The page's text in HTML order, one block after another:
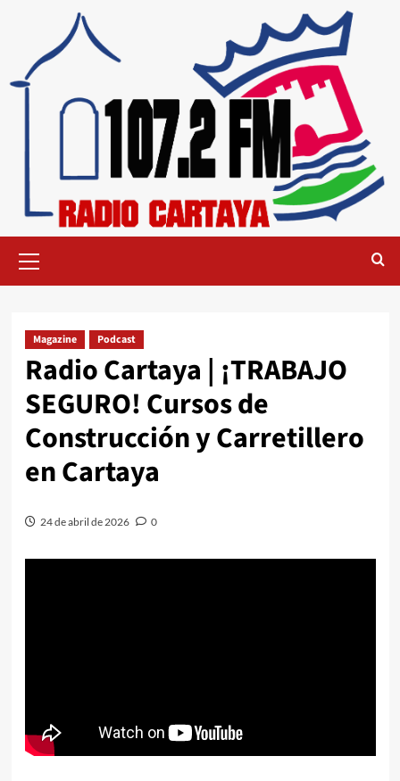
Magazine Podcast
Radio Cartaya | ¡TRABAJO
SEGURO! Cursos de
Construcción y Carretillero
en Cartaya
24 de abril de 2026 0